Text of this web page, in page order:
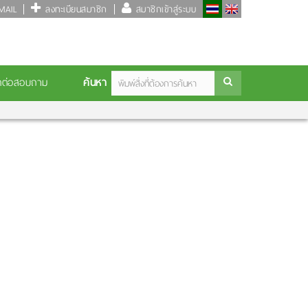
ลงทะเบียนสมาชิก สมาชิกเข้าสู่ระบบ
อสอบถาม ค้นหา